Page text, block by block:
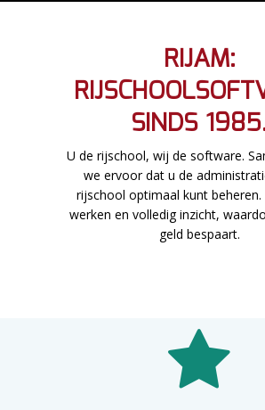
RIJAM:
SINDS
U de rijschool, wij de software.
we ervoor dat u de
rijschool optimaal kunt beheren.
werken en volledig inzicht,
geld bespaart.